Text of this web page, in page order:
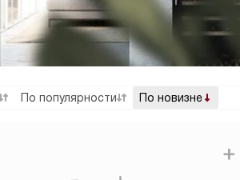
По популярности По новизне